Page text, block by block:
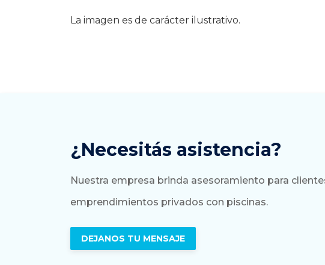
La imagen es de carácter ilustrativo.
¿Necesitás asistencia?
Nuestra empresa brinda asesoramiento para
emprendimientos privados con piscinas.
DEJANOS TU MENSAJE